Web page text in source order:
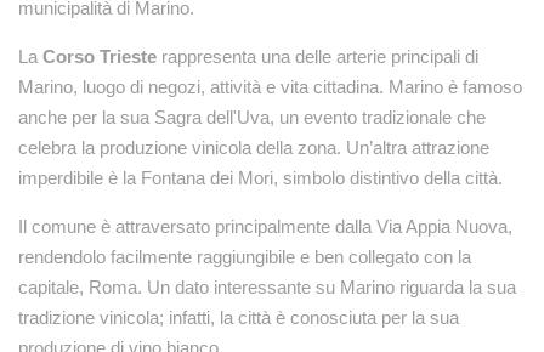
municipalità di Marino.
La Corso Trieste rappresenta una delle arterie principali di
Marino, luogo di negozi, attività e vita cittadina. Marino è famoso
anche per la sua Sagra dell'Uva, un evento tradizionale che
celebra la produzione vinicola della zona. Un’altra attrazione
imperdibile è la Fontana dei Mori, simbolo distintivo della città.
Il comune è attraversato principalmente dalla Via Appia Nuova,
rendendolo facilmente raggiungibile e ben collegato con la
capitale, Roma. Un dato interessante su Marino riguarda la sua
tradizione vinicola; infatti, la città è conosciuta per la sua
produzione di vino bianco.